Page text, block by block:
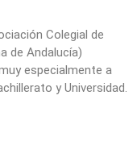
Colegial de
de Andalucía)
especialmente a
y Universidad.